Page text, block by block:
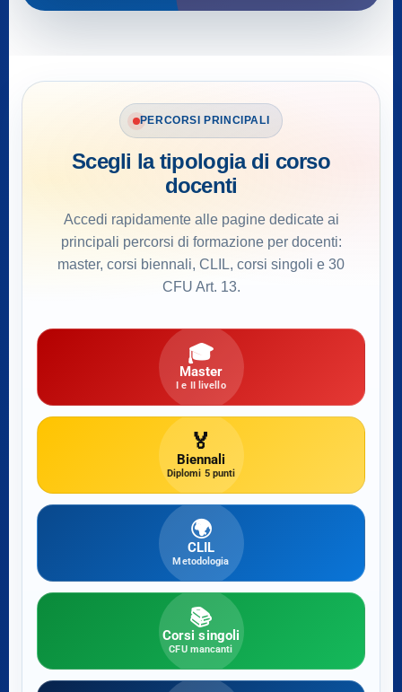
PERCORSI PRINCIPALI
Scegli la tipologia di corso
docenti
Accedi rapidamente alle pagine dedicate ai
principali percorsi di formazione per docenti:
master, corsi biennali, CLIL, corsi singoli e 30
CFU Art. 13.
🎓
Master
I e II livello
🏅
Biennali
Diplomi 5 punti
🌍
CLIL
Metodologia
📚
Corsi singoli
CFU mancanti